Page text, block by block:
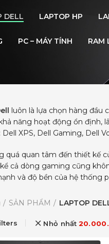
DELL LAPTOP HP
PC – MÁY TÍNH RAM
luôn là lựa chọn hàng đầu
năng hoạt động ổn định,
Dell XPS, Dell Gaming, Dell
quá quan tâm đến thiết kế
cả dòng gaming cũng
và độ bền của hệ thống
SẢN PHẨM LAPTOP
Nhỏ nhất